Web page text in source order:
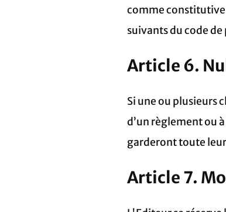
comme constitutive
suivants du code
Article 6.
Si une ou plusieurs
d’un règlement ou
garderont toute
Article 7.